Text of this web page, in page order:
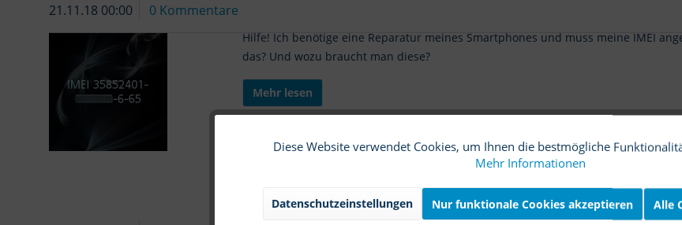
21.11.18 00:00 0 Kommentare
Hilfe! Ich benötige eine Reparatur meines Smartphones und muss meine IMEI
das? Und wozu braucht man diese?
Mehr lesen
Was sind Cookies?
Funktionale
Marketing
Diese Website verwendet Cookies, um Ihnen die bestmögliche
Mehr Informationen
Datenschutzeinstellungen Nur funktionale Cookies akzeptieren Alle